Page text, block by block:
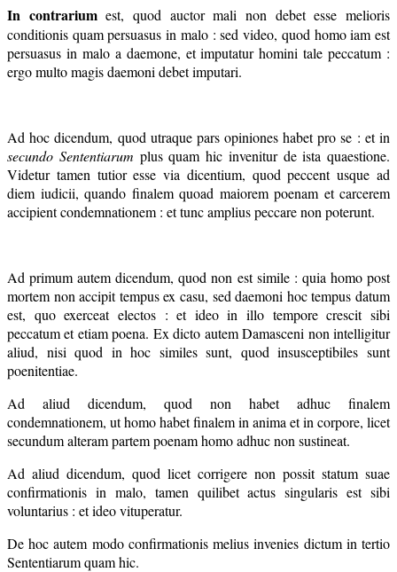
In contrariumest, quod auctor mali non debet esse melioris
conditionis quam persuasus in malo : sed video, quod homo iam est
persuasus in malo a daemone, et imputatur homini tale peccatum :
ergo multo magis daemoni debet imputari.
Ad hoc dicendum, quod utraque pars opiniones habet pro se : et in
secundo Sententiarum plus quam hic invenitur de ista quaestione.
Videtur tamen tutior esse via dicentium, quod peccent usque ad
diem iudicii, quando finalem quoad maiorem poenam et carcerem
accipient condemnationem : et tunc amplius peccare non poterunt.
Ad primum autem dicendum, quod non est simile : quia homo post
mortem non accipit tempus ex casu, sed daemoni hoc tempus datum
est, quo exerceat electos : et ideo in illo tempore crescit sibi
peccatum et etiam poena. Ex dicto autem Damasceni non intelligitur
aliud, nisi quod in hoc similes sunt, quod insusceptibiles sunt
poenitentiae.
Ad aliud dicendum, quod non habet adhuc finalem
condemnationem, ut homo habet finalem in anima et in corpore, licet
secundum alteram partem poenam homo adhuc non sustineat.
Ad aliud dicendum, quod licet corrigere non possit statum suae
confirmationis in malo, tamen quilibet actus singularis est sibi
voluntarius : et ideo vituperatur.
De hoc autem modo confirmationis melius invenies dictum in tertio
Sententiarum quam hic.